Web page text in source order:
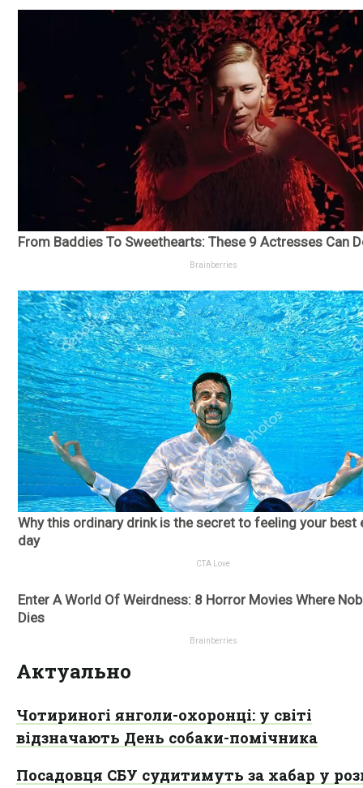
Актуально
Чотириногі янголи-охоронці: у світі
відзначають День собаки-помічника
Посадовця СБУ судитимуть за хабар у